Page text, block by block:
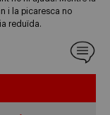
i la picaresca no
reduïda.